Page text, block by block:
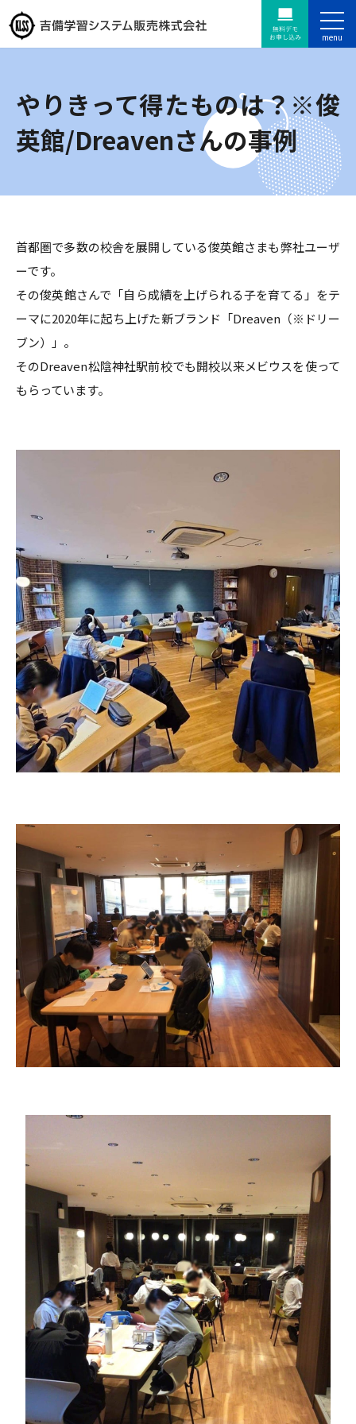
やりきって得たものは？※俊
英館/Dreavenさんの事例
首都圏で多数の校舎を展開している俊英館さまも弊社ユーザ
ーです。
その俊英館さんで「自ら成績を上げられる子を育てる」をテ
ーマに2020年に起ち上げた新ブランド「Dreaven（※ドリー
ブン）」。
そのDreaven松陰神社駅前校でも開校以来メビウスを使って
もらっています。